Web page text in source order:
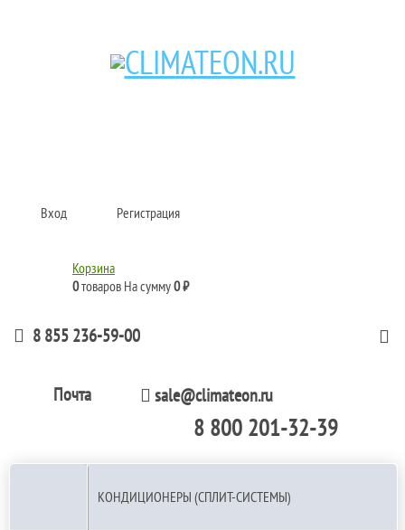
Кондиционеры и сплит-системы, газовые котлы, тепловые завесы, водяные
Вход Регистрация
Корзина
0товаров На сумму0 ₽
8 855 236-59-00
Почта sale@climateon.ru
8 800 201-32-39
КОНДИЦИОНЕРЫ (СПЛИТ-СИСТЕМЫ)